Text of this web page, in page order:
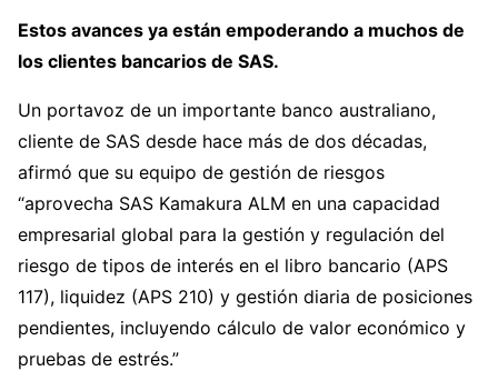
Estos avances ya están empoderando a muchos de
los clientes bancarios de SAS.
Un portavoz de un importante banco australiano,
cliente de SAS desde hace más de dos décadas,
afirmó que su equipo de gestión de riesgos
“aprovecha SAS Kamakura ALM en una capacidad
empresarial global para la gestión y regulación del
riesgo de tipos de interés en el libro bancario (APS
117), liquidez (APS 210) y gestión diaria de posiciones
pendientes, incluyendo cálculo de valor económico y
pruebas de estrés.”